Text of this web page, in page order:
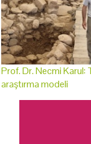
Prof. Dr. Necmi Karul:
araştırma modeli